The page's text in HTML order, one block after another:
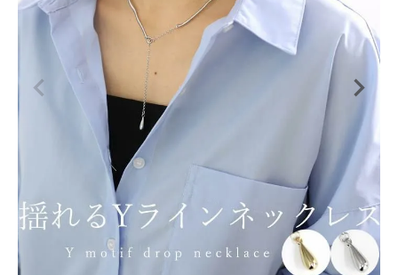
ACCOUNT MENU
ようこそ ゲスト 様
会員登録
Yモチーフド